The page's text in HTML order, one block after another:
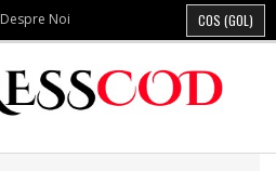
Despre Noi COS (GOL)